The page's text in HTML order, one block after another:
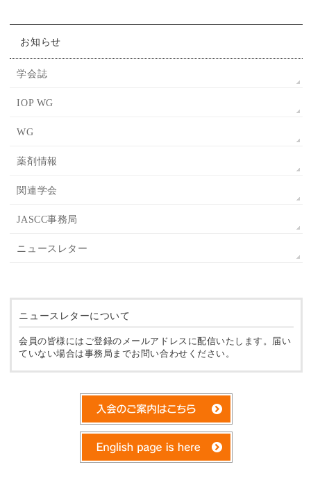
お知らせ
学会誌
IOP WG
WG
薬剤情報
関連学会
JASCC事務局
ニュースレター
ニュースレターについて
会員の皆様にはご登録のメールアドレスに配信いたします。届い
ていない場合は事務局までお問い合わせください。